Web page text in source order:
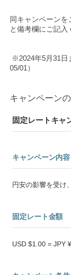
同キャンペーン
と備考欄にご記入
※2024年5月31日
05/01）
キャンペーン
固定レートキャ
キャンペーン内容
円安の影響を受け
固定レート金額
USD $1.00 = JPY